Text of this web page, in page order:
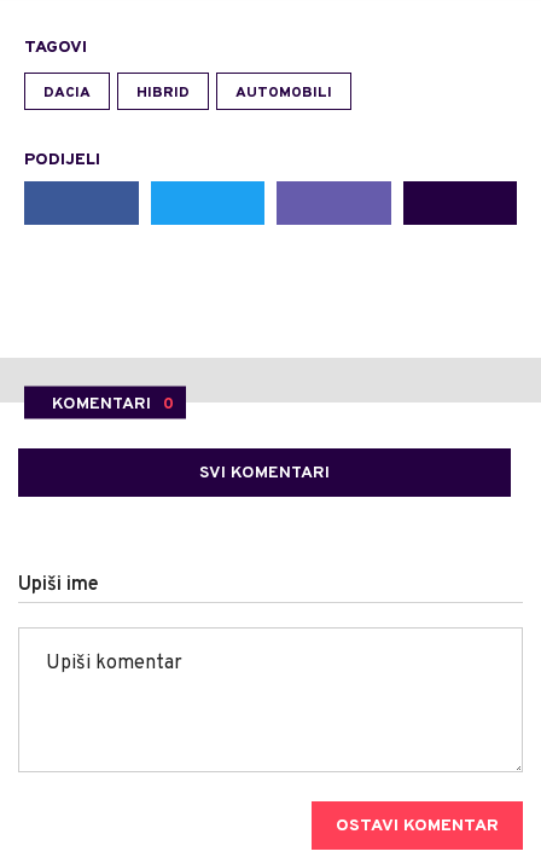
TAGOVI
DACIA HIBRID AUTOMOBILI
PODIJELI
KOMENTARI 0
SVI KOMENTARI
Upiši ime
OSTAVI KOMENTAR